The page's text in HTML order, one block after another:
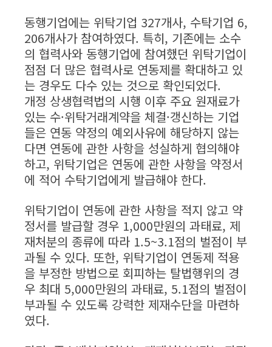
동행기업에는 위탁기업 327개사, 수탁기업 6,
206개사가 참여하였다. 특히, 기존에는 소수
의 협력사와 동행기업에 참여했던 위탁기업이
점점 더 많은 협력사로 연동제를 확대하고 있
는 경우도 다수 있는 것으로 확인되었다.
개정 상생협력법의 시행 이후 주요 원재료가
있는 수·위탁거래계약을 체결·갱신하는 기업
들은 연동 약정의 예외사유에 해당하지 않는
다면 연동에 관한 사항을 성실하게 협의해야
하고, 위탁기업은 연동에 관한 사항을 약정서
에 적어 수탁기업에게 발급해야 한다.
위탁기업이 연동에 관한 사항을 적지 않고 약
정서를 발급할 경우 1,000만원의 과태료, 제
재처분의 종류에 따라 1.5~3.1점의 벌점이 부
과될 수 있다. 또한, 위탁기업이 연동제 적용
을 부정한 방법으로 회피하는 탈법행위의 경
우 최대 5,000만원의 과태료, 5.1점의 벌점이
부과될 수 있도록 강력한 제재수단을 마련하
였다.